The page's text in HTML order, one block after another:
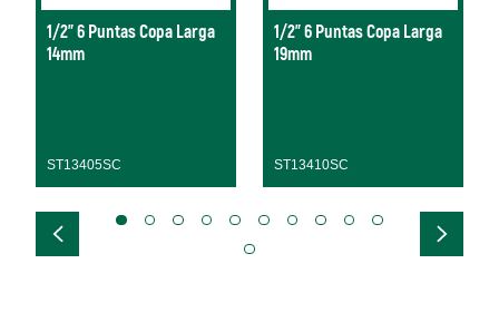
1/2" 6 Puntas Copa Larga
14mm
ST13405SC
1/2" 6 Puntas Copa Larga
19mm
ST13410SC